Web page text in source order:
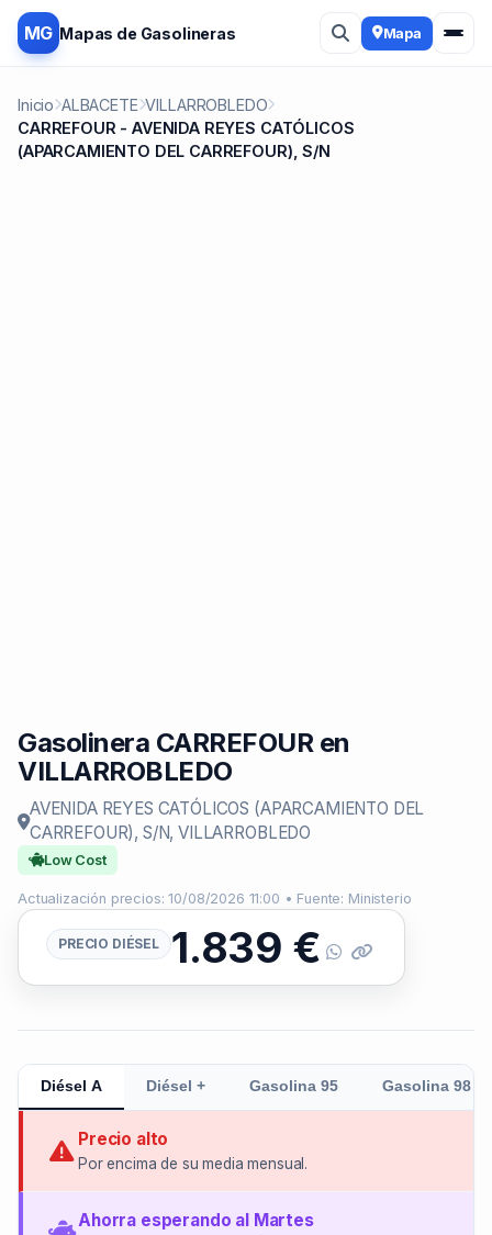
MG Mapas de Gasolineras Mapa
Inicio ALBACETE VILLARROBLEDO
CARREFOUR - AVENIDA REYES CATÓLICOS
(APARCAMIENTO DEL CARREFOUR), S/N
Gasolinera CARREFOUR en
VILLARROBLEDO
AVENIDA REYES CATÓLICOS (APARCAMIENTO DEL
CARREFOUR), S/N, VILLARROBLEDO
Low Cost
Actualización precios: 10/08/2026 11:00 • Fuente: Ministerio
PRECIO DIÉSEL 1.839 €
Diésel A Diésel + Gasolina 95 Gasolina 98
Precio alto
Por encima de su media mensual.
Ahorra esperando al Martes